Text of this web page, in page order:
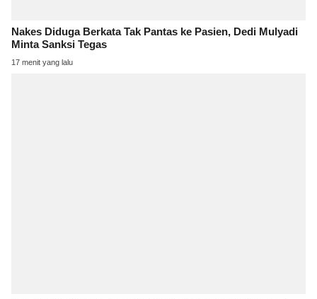
Nakes Diduga Berkata Tak Pantas ke Pasien, Dedi Mulyadi
Minta Sanksi Tegas
17 menit yang lalu